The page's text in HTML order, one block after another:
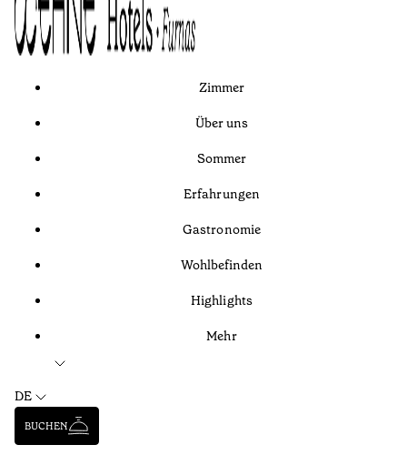
Zimmer
Über uns
Sommer
Erfahrungen
Gastronomie
Wohlbefinden
Highlights
Mehr
DE
BUCHEN